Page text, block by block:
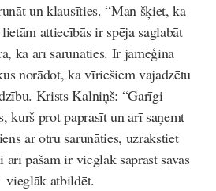
un klausīties. “Man šķiet, ka
attiecībās ir spēja saglabāt
kā arī sarunāties. Ir jāmēģina
norādot, ka vīriešiem vajadzētu
Krists Kalniņš: “Garīgi
kurš prot paprasīt un arī saņemt
ar otru sarunāties, uzrakstiet
pašam ir vieglāk saprast savas
vieglāk atbildēt.